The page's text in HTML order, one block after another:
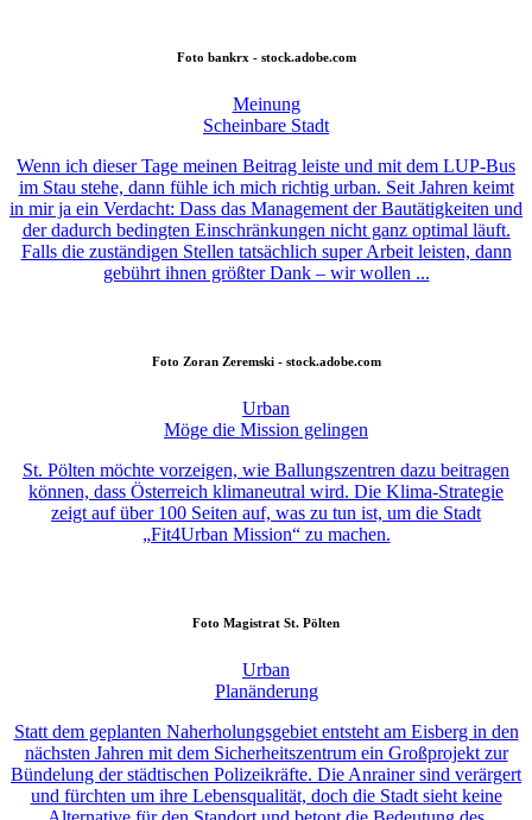
Foto bankrx - stock.adobe.com
Meinung
Scheinbare Stadt
Wenn ich dieser Tage meinen Beitrag leiste und mit dem LUP-Bus
im Stau stehe, dann fühle ich mich richtig urban. Seit Jahren keimt
in mir ja ein Verdacht: Dass das Management der Bautätigkeiten und
der dadurch bedingten Einschränkungen nicht ganz optimal läuft.
Falls die zuständigen Stellen tatsächlich super Arbeit leisten, dann
gebührt ihnen größter Dank – wir wollen ...
Foto Zoran Zeremski - stock.adobe.com
Urban
Möge die Mission gelingen
St. Pölten möchte vorzeigen, wie Ballungszentren dazu beitragen
können, dass Österreich klimaneutral wird. Die Klima-Strategie
zeigt auf über 100 Seiten auf, was zu tun ist, um die Stadt
„Fit4Urban Mission“ zu machen.
Foto Magistrat St. Pölten
Urban
Planänderung
Statt dem geplanten Naherholungsgebiet entsteht am Eisberg in den
nächsten Jahren mit dem Sicherheitszentrum ein Großprojekt zur
Bündelung der städtischen Polizeikräfte. Die Anrainer sind verärgert
und fürchten um ihre Lebensqualität, doch die Stadt sieht keine